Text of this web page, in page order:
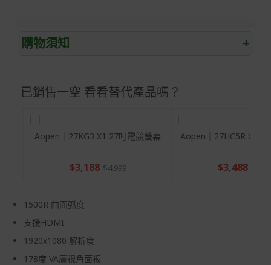
購物須知 +
本網站消費者享有商品到貨七天鑑賞期之權益(鑑賞期並非
假日)，恕無法辦理。
裝、紙箱及所有附隨文件或資料)。
品本身瑕疵之退貨商品若有上述不完整之情況，本公司有
權向消費者收取相應的整新費用。
者保護法第十九條第二項規定，一經拆封後恕不接受退換
貨。
已銷售一空 看看替代產品嗎？
Aopen｜27HC5R P0 27吋電競曲面
$2,999 $4,299
Aopen｜27KG3 X1 27
$3,188
1500R 曲面弧度
支援HDMI
1920x1080 解析度
178度 VA廣視角面板